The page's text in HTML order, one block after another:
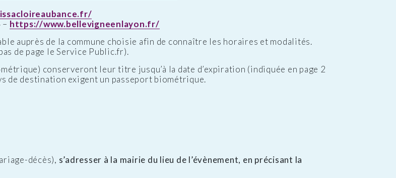
https://www.bellevigneenlayon.fr/
auprès de la commune choisie afin de connaître les horaires et modalités.
de page le Service Public.fr).
conserveront leur titre jusqu’à la date d’expiration (indiquée en page 2
de destination exigent un passeport biométrique.
décès), s’adresser à la mairie du lieu de l’évènement, en précisant la